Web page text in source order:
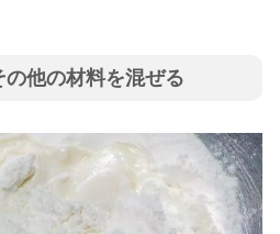
他の材料を混ぜる